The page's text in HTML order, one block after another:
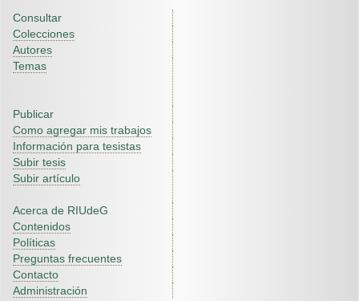
Consultar
Colecciones
Autores
Temas
Publicar
Como agregar mis trabajos
Información para tesistas
Subir tesis
Subir artículo
Acerca de RIUdeG
Contenidos
Políticas
Preguntas frecuentes
Contacto
Administración